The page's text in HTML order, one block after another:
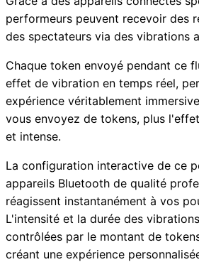
performeurs peuvent recevoir des
des spectateurs via des vibrations
Chaque token envoyé pendant ce
effet de vibration en temps réel,
expérience véritablement
vous envoyez de tokens, plus
et intense.
La configuration interactive de ce
appareils Bluetooth de qualité
réagissent instantanément à vos
L'intensité et la durée des
contrôlées par le montant de
créant une expérience